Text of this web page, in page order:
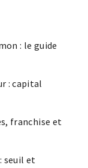
: le guide
: capital
franchise et
seuil et